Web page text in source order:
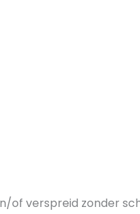
verspreid zonder